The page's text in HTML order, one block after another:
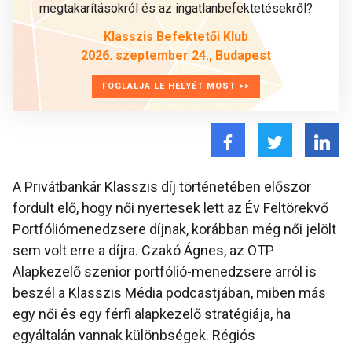
megtakarításokról és az ingatlanbefektetésekről?
Klasszis Befektetői Klub
2026. szeptember 24., Budapest
FOGLALJA LE HELYÉT MOST >>
A Privátbankár Klasszis díj történetében először
fordult elő, hogy női nyertesek lett az Év Feltörekvő
Portfóliómenedzsere díjnak, korábban még női jelölt
sem volt erre a díjra. Czakó Ágnes, az OTP
Alapkezelő szenior portfólió-menedzsere arról is
beszél a Klasszis Média podcastjában, miben más
egy női és egy férfi alapkezelő stratégiája, ha
egyáltalán vannak különbségek. Régiós